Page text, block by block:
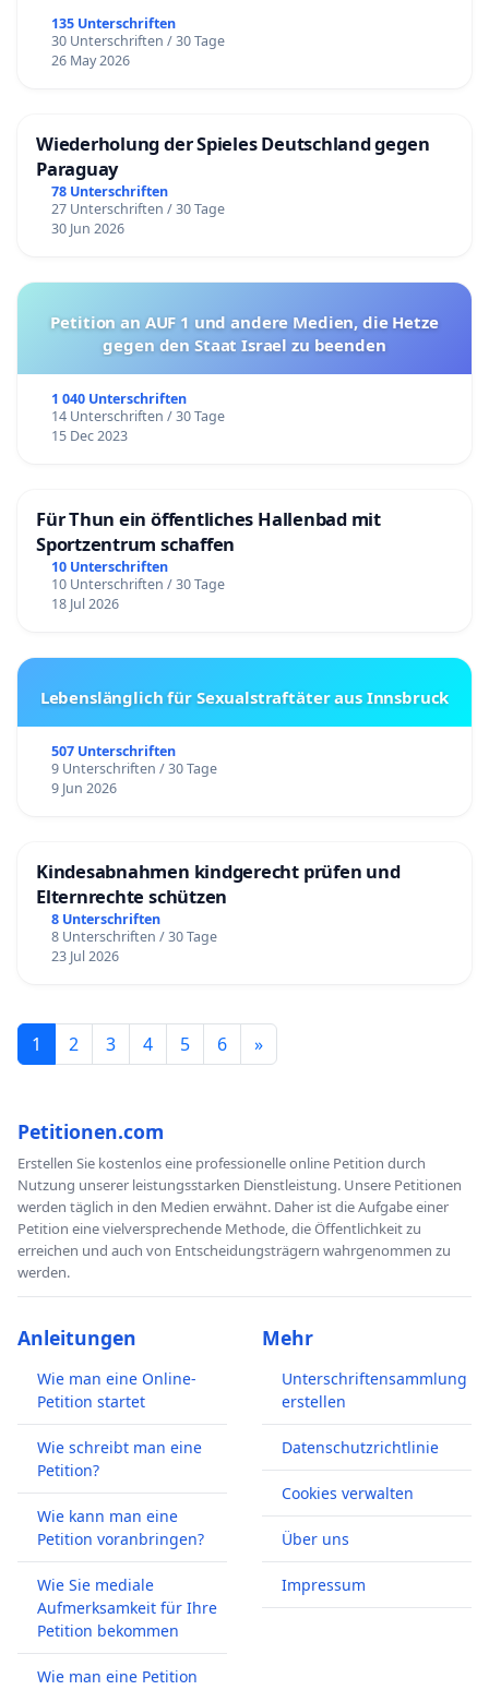
135 Unterschriften
30 Unterschriften / 30 Tage
26 May 2026
Wiederholung der Spieles Deutschland gegen
Paraguay
78 Unterschriften
27 Unterschriften / 30 Tage
30 Jun 2026
Petition an AUF 1 und andere Medien, die Hetze
gegen den Staat Israel zu beenden
1 040 Unterschriften
14 Unterschriften / 30 Tage
15 Dec 2023
Für Thun ein öffentliches Hallenbad mit
Sportzentrum schaffen
10 Unterschriften
10 Unterschriften / 30 Tage
18 Jul 2026
Lebenslänglich für Sexualstraftäter aus Innsbruck
507 Unterschriften
9 Unterschriften / 30 Tage
9 Jun 2026
Kindesabnahmen kindgerecht prüfen und
Elternrechte schützen
8 Unterschriften
8 Unterschriften / 30 Tage
23 Jul 2026
1 2 3 4 5 6 »
Petitionen.com
Erstellen Sie kostenlos eine professionelle online Petition durch
Nutzung unserer leistungsstarken Dienstleistung. Unsere Petitionen
werden täglich in den Medien erwähnt. Daher ist die Aufgabe einer
Petition eine vielversprechende Methode, die Öffentlichkeit zu
erreichen und auch von Entscheidungsträgern wahrgenommen zu
werden.
Anleitungen
Wie man eine Online-
Petition startet
Wie schreibt man eine
Petition?
Wie kann man eine
Petition voranbringen?
Wie Sie mediale
Aufmerksamkeit für Ihre
Petition bekommen
Wie man eine Petition
Mehr
Unterschriftensammlung
erstellen
Datenschutzrichtlinie
Cookies verwalten
Über uns
Impressum